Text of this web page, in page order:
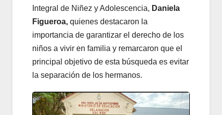
Integral de Niñez y Adolescencia, Daniela
Figueroa, quienes destacaron la
importancia de garantizar el derecho de los
niños a vivir en familia y remarcaron que el
principal objetivo de esta búsqueda es evitar
la separación de los hermanos.